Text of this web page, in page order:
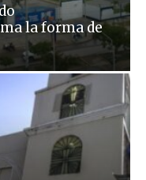
la forma de